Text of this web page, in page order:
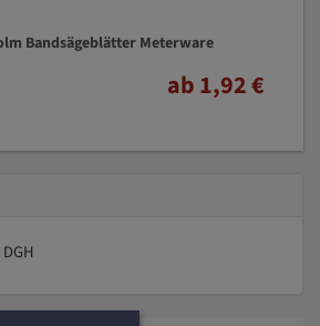
Bandsägeblätter Meterware
ab 1,92 €